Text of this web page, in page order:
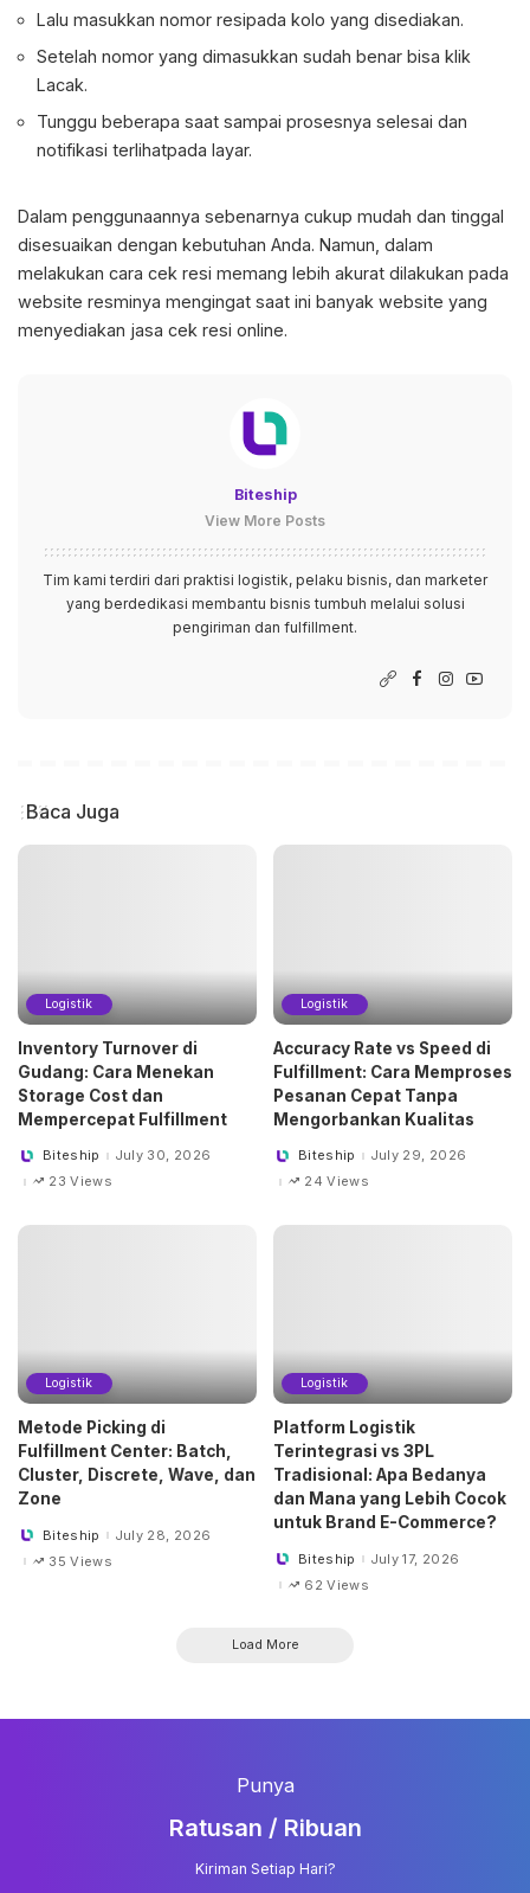
Lalu masukkan nomor resipada kolo yang disediakan.
Setelah nomor yang dimasukkan sudah benar bisa klik
Lacak.
Tunggu beberapa saat sampai prosesnya selesai dan
notifikasi terlihatpada layar.
Dalam penggunaannya sebenarnya cukup mudah dan tinggal
disesuaikan dengan kebutuhan Anda. Namun, dalam
melakukan cara cek resi memang lebih akurat dilakukan pada
website resminya mengingat saat ini banyak website yang
menyediakan jasa cek resi online.
Biteship
View More Posts
Tim kami terdiri dari praktisi logistik, pelaku bisnis, dan marketer
yang berdedikasi membantu bisnis tumbuh melalui solusi
pengiriman dan fulfillment.
Baca Juga
Logistik
Inventory Turnover di
Gudang: Cara Menekan
Storage Cost dan
Mempercepat Fulfillment
PostedBiteship
July 30, 2026
23 Views
Logistik
Accuracy Rate vs Speed di
Fulfillment: Cara Memproses
Pesanan Cepat Tanpa
Mengorbankan Kualitas
PostedBiteship
July 29, 2026
24 Views
Logistik
Metode Picking di
Fulfillment Center: Batch,
Cluster, Discrete, Wave, dan
Zone
PostedBiteship
July 28, 2026
35 Views
Logistik
Platform Logistik
Terintegrasi vs 3PL
Tradisional: Apa Bedanya
dan Mana yang Lebih Cocok
untuk Brand E-Commerce?
PostedBiteship
July 17, 2026
62 Views
Load More
Punya
Ratusan / Ribuan
Kiriman Setiap Hari?